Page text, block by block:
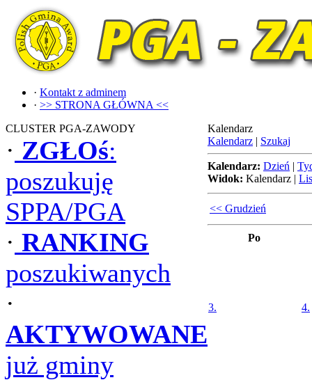
· Kontakt z adminem
· >> STRONA GŁÓWNA <<
CLUSTER PGA-ZAWODY
· ZGŁOś:
poszukuję
SPPA/PGA
· RANKING
poszukiwanych
·
AKTYWOWANE
już gminy
Kalendarz
Kalendarz | Szukaj
Kalendarz: Dzień |
Widok: Kalendarz |
<< Grudzień
Po
3. 4.